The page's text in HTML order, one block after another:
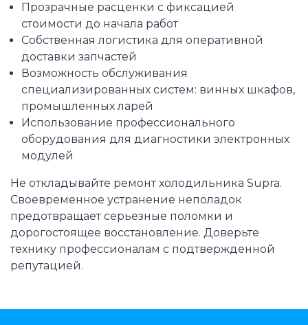
Прозрачные расценки с фиксацией
стоимости до начала работ
Собственная логистика для оперативной
доставки запчастей
Возможность обслуживания
специализированных систем: винных шкафов,
промышленных ларей
Использование профессионального
оборудования для диагностики электронных
модулей
Не откладывайте ремонт холодильника Supra.
Своевременное устранение неполадок
предотвращает серьезные поломки и
дорогостоящее восстановление. Доверьте
технику профессионалам с подтвержденной
репутацией.